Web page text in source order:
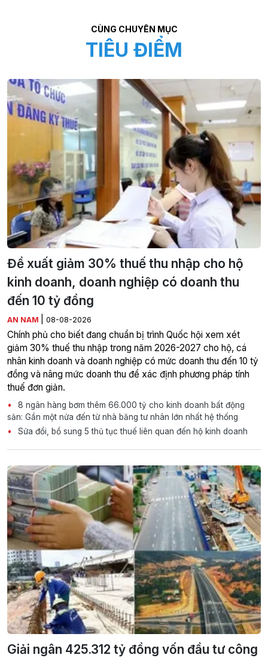
CÙNG CHUYÊN MỤC
TIÊU ĐIỂM
Đề xuất giảm 30% thuế thu nhập cho hộ
kinh doanh, doanh nghiệp có doanh thu
đến 10 tỷ đồng
AN NAM 08-08-2026
Chính phủ cho biết đang chuẩn bị trình Quốc hội xem xét
giảm 30% thuế thu nhập trong năm 2026-2027 cho hộ, cá
nhân kinh doanh và doanh nghiệp có mức doanh thu đến 10 tỷ
đồng và nâng mức doanh thu để xác định phương pháp tính
thuế đơn giản.
8 ngân hàng bơm thêm 66.000 tỷ cho kinh doanh bất động
sản: Gần một nửa đến từ nhà băng tư nhân lớn nhất hệ thống
Sửa đổi, bổ sung 5 thủ tục thuế liên quan đến hộ kinh doanh
Giải ngân 425.312 tỷ đồng vốn đầu tư công